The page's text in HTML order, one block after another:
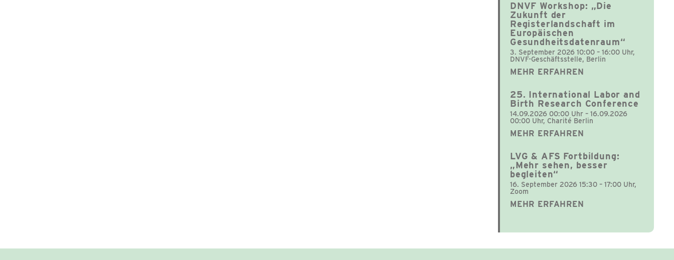
DNVF Workshop: „Die
Zukunft der
Registerlandschaft im
Europäischen
Gesundheitsdatenraum“
3. September 2026 10:00 – 16:00 Uhr,
DNVF-Geschäftsstelle, Berlin
MEHR ERFAHREN
25. International Labor and
Birth Research Conference
14.09.2026 00:00 Uhr – 16.09.2026
00:00 Uhr, Charité Berlin
MEHR ERFAHREN
LVG & AFS Fortbildung:
„Mehr sehen, besser
begleiten“
16. September 2026 15:30 – 17:00 Uhr,
Zoom
MEHR ERFAHREN